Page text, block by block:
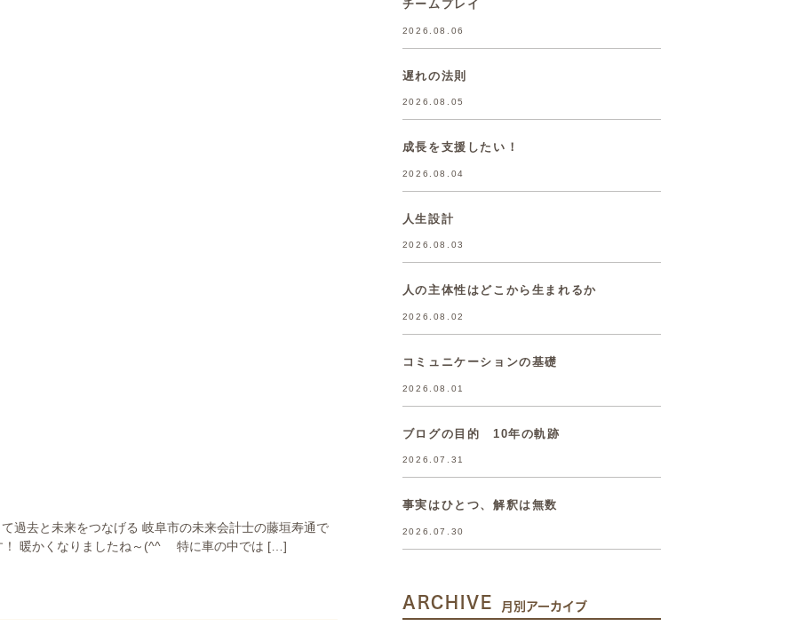
過去と未来をつなげる 岐阜市の未来会計士の藤垣寿通で
暖かくなりましたね～(^^ゞ 特に車の中では […]
チームプレイ
2026.08.06
遅れの法則
2026.08.05
成長を支援したい！
2026.08.04
人生設計
2026.08.03
人の主体性はどこから生まれるか
2026.08.02
コミュニケーションの基礎
2026.08.01
ブログの目的 10年の軌跡
2026.07.31
事実はひとつ、解釈は無数
2026.07.30
ARCHIVE 月別アーカイブ